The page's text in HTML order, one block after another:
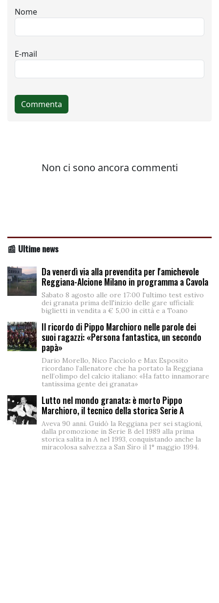
📰 Ultime news
Da venerdì via alla prevendita per l'amichevole
Reggiana-Alcione Milano in programma a Cavola
Sabato 8 agosto alle ore 17:00 l'ultimo test estivo
dei granata prima dell'inizio delle gare ufficiali:
biglietti in vendita a € 5,00 in città e a Toano
Il ricordo di Pippo Marchioro nelle parole dei
suoi ragazzi: «Persona fantastica, un secondo
papà»
Dario Morello, Nico Facciolo e Max Esposito
ricordano l’allenatore che ha portato la Reggiana
nell’olimpo del calcio italiano: «Ha fatto innamorare
tantissima gente dei granata»
Lutto nel mondo granata: è morto Pippo
Marchioro, il tecnico della storica Serie A
Aveva 90 anni. Guidò la Reggiana per sei stagioni,
dalla promozione in Serie B del 1989 alla prima
storica salita in A nel 1993, conquistando anche la
miracolosa salvezza a San Siro il 1° maggio 1994.